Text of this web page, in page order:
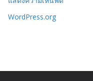
WordPress.org